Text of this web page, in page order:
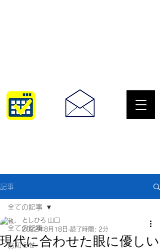
記事
全ての記事
お知らせ
全ての記事
現代に合わせた眼に優しい
としひろ 山口
2022年8月18日 読了時間: 2分